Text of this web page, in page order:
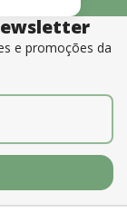
e promoções da